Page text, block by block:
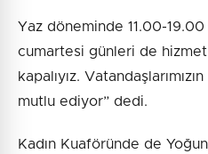
Yaz döneminde 11.00-19.00
cumartesi günleri de
kapalıyız.
mutlu ediyor” dedi.
Kadın Kuaföründe de